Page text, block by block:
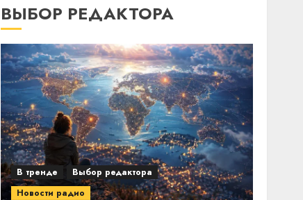
ВЫБОР РЕДАКТОРА
В тренде
Выбор редактора
Новости радио